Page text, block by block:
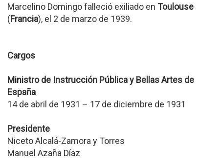
Marcelino Domingo falleció exiliado en Toulouse
(Francia), el 2 de marzo de 1939.
Cargos
Ministro de Instrucción Pública y Bellas Artes de
España
14 de abril de 1931 – 17 de diciembre de 1931
Presidente
Niceto Alcalá-Zamora y Torres
Manuel Azaña Díaz